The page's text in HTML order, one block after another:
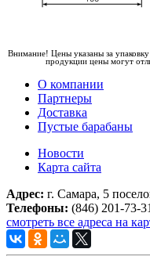
Внимание! Цены указаны за
продукции цены могут
О компании
Партнеры
Доставка
Пустые барабаны
Новости
Карта сайта
Адрес: г. Самара, 5
Телефоны: (846) 201-73-31
смотреть все адреса на